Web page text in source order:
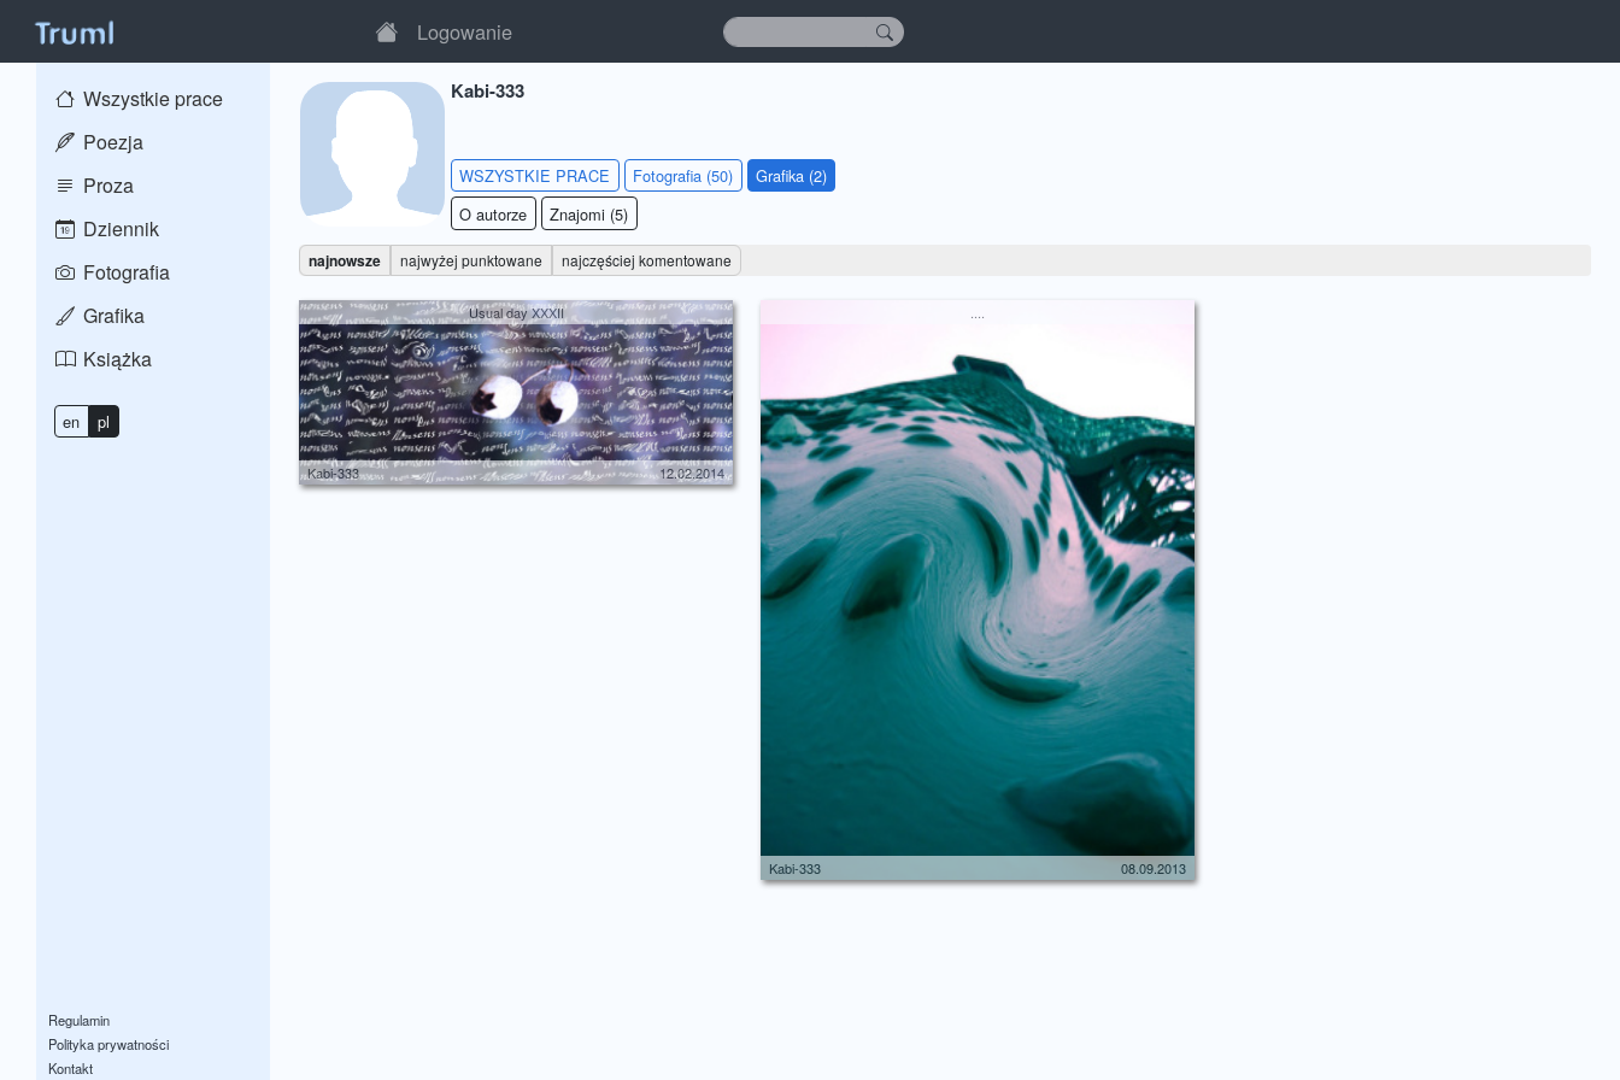
Logowanie
Wszystkie prace
Poezja
Proza
Dziennik
Fotografia
Grafika
Książka
en pl
Regulamin
Polityka prywatności
Kontakt
Kabi-333
WSZYSTKIE PRACE Fotografia (50)
Grafika (2)
O autorze
Znajomi (5)
najnowsze najwyżej punktowane najczęściej komentowane
Usual day XXXII
Kabi-333 12.02.2014
Kabi-333 08.09.2013